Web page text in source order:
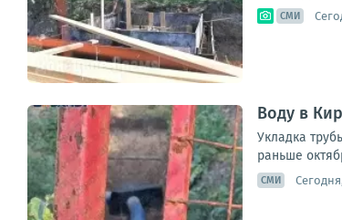
СМИ
Воду в
Укладка
раньше
СМИ